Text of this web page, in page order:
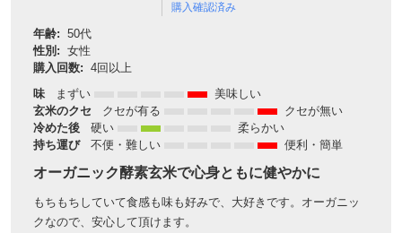
購入確認済み
年齢: 50代
性別: 女性
購入回数: 4回以上
味
まずい
美味しい
玄米のクセ
クセが有る
クセが無い
冷めた後
硬い
柔らかい
持ち運び
不便・難しい 便利・簡単
オーガニック酵素玄米で心身ともに健やかに
もちもちしていて食感も味も好みで、大好きです。オーガニッ
クなので、安心して頂けます。